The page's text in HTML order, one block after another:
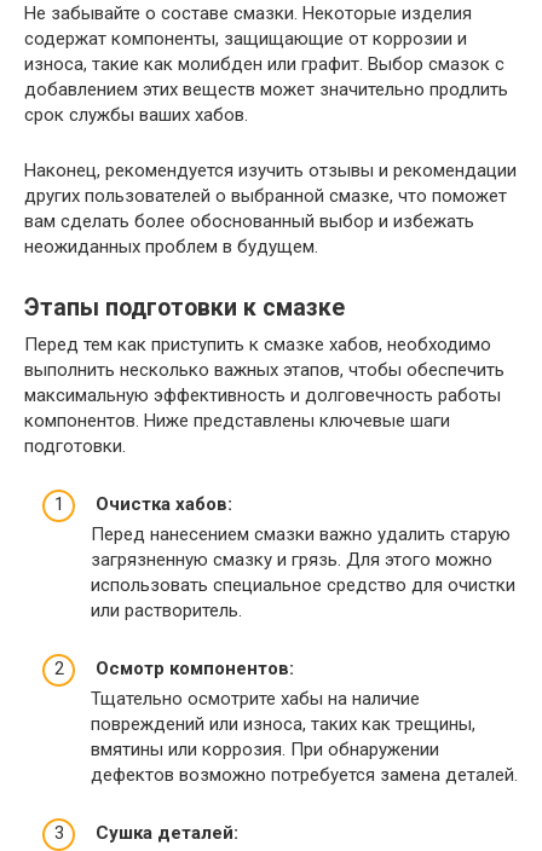
Не забывайте о составе смазки. Некоторые изделия
содержат компоненты, защищающие от коррозии и
износа, такие как молибден или графит. Выбор смазок с
добавлением этих веществ может значительно продлить
срок службы ваших хабов.
Наконец, рекомендуется изучить отзывы и рекомендации
других пользователей о выбранной смазке, что поможет
вам сделать более обоснованный выбор и избежать
неожиданных проблем в будущем.
Этапы подготовки к смазке
Перед тем как приступить к смазке хабов, необходимо
выполнить несколько важных этапов, чтобы обеспечить
максимальную эффективность и долговечность работы
компонентов. Ниже представлены ключевые шаги
подготовки.
Очистка хабов:
Перед нанесением смазки важно удалить старую
загрязненную смазку и грязь. Для этого можно
использовать специальное средство для очистки
или растворитель.
Осмотр компонентов:
Тщательно осмотрите хабы на наличие
повреждений или износа, таких как трещины,
вмятины или коррозия. При обнаружении
дефектов возможно потребуется замена деталей.
Сушка деталей: